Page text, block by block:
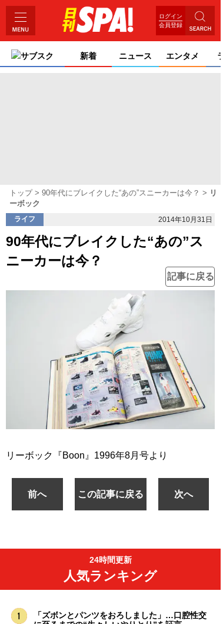
ログイン
会員登録
サブスク 新着 ニュース エンタメ
トップ 90年代にブレイクした“あの”スニーカーは今？
リ
ーボック
ライフ 2014年10月31日
90年代にブレイクした“あの”ス
ニーカーは今？
記事に戻る
リーボック『Boon』1996年8月号より
前へ この記事に戻る 次へ
24時間更新
人気ランキング
「ズボンとパンツをおろしました」…口腔性交